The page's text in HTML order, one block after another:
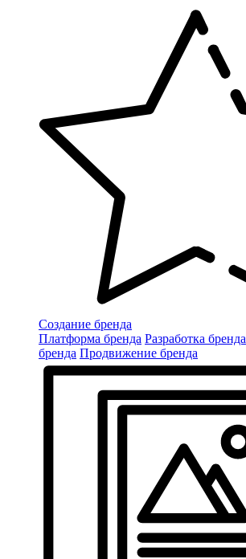
Создание бренда
Платформа бренда Разработка бренда
бренда Продвижение бренда